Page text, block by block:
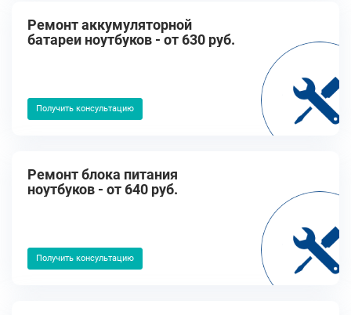
Ремонт аккумуляторной
батареи ноутбуков - от 630 руб.
Получить консультацию
Ремонт блока питания
ноутбуков - от 640 руб.
Получить консультацию